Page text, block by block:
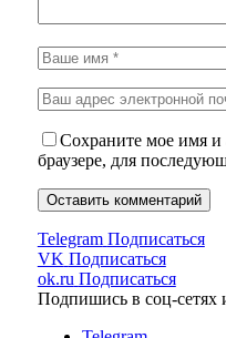
Сохраните мое имя и
браузере, для
Telegram Подписаться
VK Подписаться
ok.ru Подписаться
Подпишись в соц-сетях